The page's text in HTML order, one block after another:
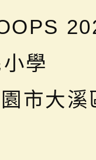
學
市大溪